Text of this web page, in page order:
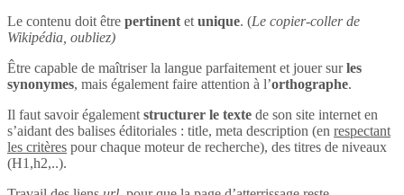
Le contenu doit être pertinent et unique. (Le copier-coller de
Wikipédia, oubliez)
Être capable de maîtriser la langue parfaitement et jouer surles
synonymes, mais également faire attention à l’orthographe.
Il faut savoir également structurer le texte de son site internet en
s’aidant des balises éditoriales : title, meta description (en respectant
les critères pour chaque moteur de recherche), des titres de niveaux
(H1,h2,..).